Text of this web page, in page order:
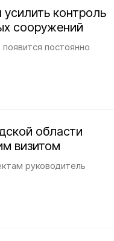
усилить контроль
сооружений
постоянно
области
визитом
руководитель